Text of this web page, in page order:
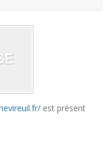
est présent